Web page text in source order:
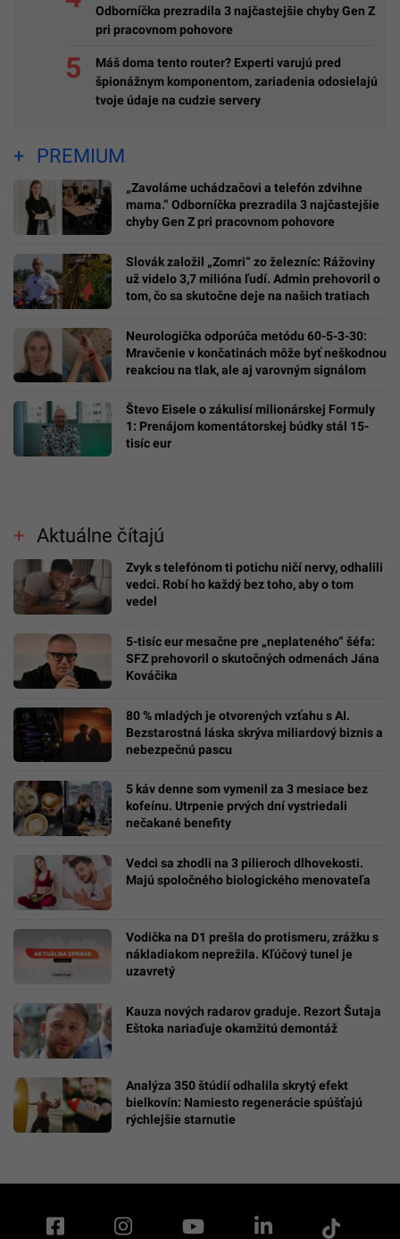
Odborníčka prezradila 3 najčastejšie chyby Gen Z
pri pracovnom pohovore
Máš doma tento router? Experti varujú pred
špionážnym komponentom, zariadenia odosielajú
tvoje údaje na cudzie servery
PREMIUM
„Zavoláme uchádzačovi a telefón zdvihne
mama.“ Odborníčka prezradila 3 najčastejšie
chyby Gen Z pri pracovnom pohovore
Slovák založil „Zomri“ zo železníc: Rážoviny
už videlo 3,7 milióna ľudí. Admin prehovoril o
tom, čo sa skutočne deje na našich tratiach
Neurologička odporúča metódu 60-5-3-30:
Mravčenie v končatinách môže byť neškodnou
reakciou na tlak, ale aj varovným signálom
Števo Eisele o zákulisí milionárskej Formuly
1: Prenájom komentátorskej búdky stál 15-
tisíc eur
Aktuálne čítajú
Zvyk s telefónom ti potichu ničí nervy, odhalili
vedci. Robí ho každý bez toho, aby o tom
vedel
5-tisíc eur mesačne pre „neplateného“ šéfa:
SFZ prehovoril o skutočných odmenách Jána
Kováčika
80 % mladých je otvorených vzťahu s AI.
Bezstarostná láska skrýva miliardový biznis a
nebezpečnú pascu
5 káv denne som vymenil za 3 mesiace bez
kofeínu. Utrpenie prvých dní vystriedali
nečakané benefity
Vedci sa zhodli na 3 pilieroch dlhovekosti.
Majú spoločného biologického menovateľa
Vodička na D1 prešla do protismeru, zrážku s
nákladiakom neprežila. Kľúčový tunel je
uzavretý
Kauza nových radarov graduje. Rezort Šutaja
Eštoka nariaďuje okamžitú demontáž
Analýza 350 štúdií odhalila skrytý efekt
bielkovín: Namiesto regenerácie spúšťajú
rýchlejšie starnutie